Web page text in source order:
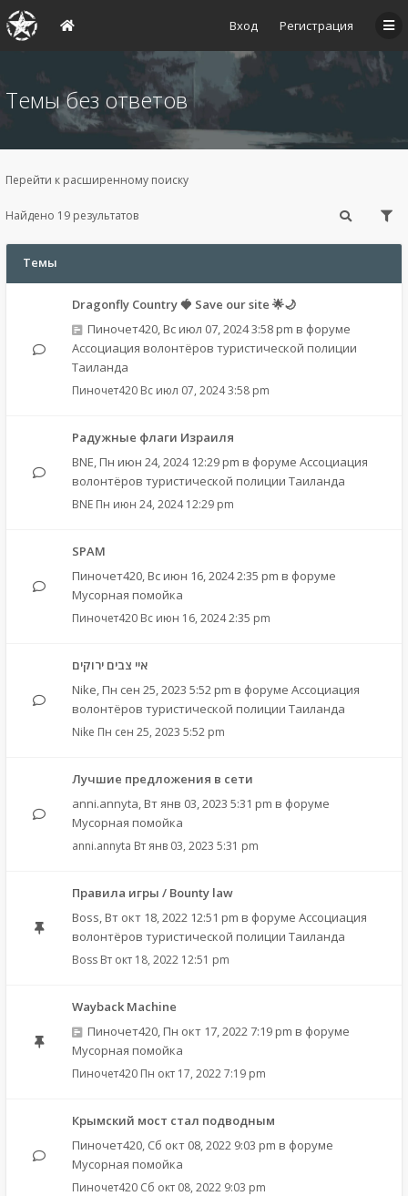
Вход Регистрация
Темы без ответов
Перейти к расширенному поиску
Найдено 19 результатов
Темы
Dragonfly Country 🍓 Save our site 🌟🌙
Пиночет420, Вс июл 07, 2024 3:58 pm в форуме
Ассоциация волонтёров туристической полиции
Таиланда
Пиночет420 Вс июл 07, 2024 3:58 pm
Радужные флаги Израиля
BNE, Пн июн 24, 2024 12:29 pm в форуме Ассоциация
волонтёров туристической полиции Таиланда
BNE Пн июн 24, 2024 12:29 pm
SPAM
Пиночет420, Вс июн 16, 2024 2:35 pm в форуме
Мусорная помойка
Пиночет420 Вс июн 16, 2024 2:35 pm
איי צבים ירוקים
Nike, Пн сен 25, 2023 5:52 pm в форуме Ассоциация
волонтёров туристической полиции Таиланда
Nike Пн сен 25, 2023 5:52 pm
Лучшие предложения в сети
anni.annyta, Вт янв 03, 2023 5:31 pm в форуме
Мусорная помойка
anni.annyta Вт янв 03, 2023 5:31 pm
Правила игры / Bounty law
Boss, Вт окт 18, 2022 12:51 pm в форуме Ассоциация
волонтёров туристической полиции Таиланда
Boss Вт окт 18, 2022 12:51 pm
Wayback Machine
Пиночет420, Пн окт 17, 2022 7:19 pm в форуме
Мусорная помойка
Пиночет420 Пн окт 17, 2022 7:19 pm
Крымский мост стал подводным
Пиночет420, Сб окт 08, 2022 9:03 pm в форуме
Мусорная помойка
Пиночет420 Сб окт 08, 2022 9:03 pm